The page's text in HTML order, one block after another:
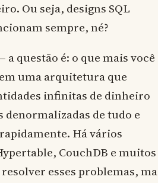
Ou seja, designs SQL
sempre, né?
a questão é: o que mais você
uma arquitetura que
infinitas de dinheiro
de tudo e
Há vários
CouchDB e muitos
esses problemas,